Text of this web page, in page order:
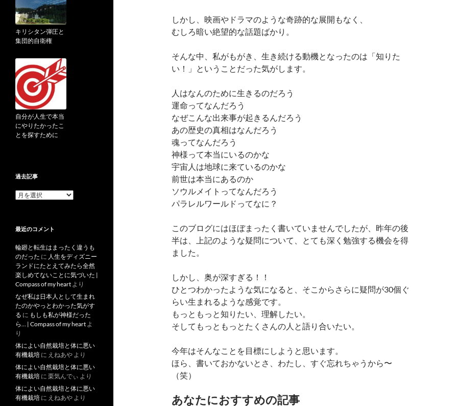
しかし、映画やドラマのような奇跡的な展開もなく、
むしろ暗い絶望的な話題ばかり。
そんな中、私がもがき、生き続ける動機となったのは「知りた
い！」ということだった気がします。
人はなんのために生きるのだろう
運命ってなんだろう
なぜこんな出来事が起きるんだろう
あの歴史の真相はなんだろう
魂ってなんだろう
神様って本当にいるのかな
宇宙人は地球に来ているのかな
前世は本当にあるのか
ソウルメイトってなんだろう
パラレルワールドってなに？
このブログにはほぼまったく書いていませんでしたが、昨年の後
半は、上記のような疑問について、とても深く勉強する機会を得
ました。
しかし、奥が深すぎる！！
ひとつわかったような気になると、そこからさらに疑問が30個ぐ
らい生まれるような感覚です。
もっともっと知りたい、理解したい。
そしてもっともっとたくさんの人と語り合いたい。
今年はそんなことを目標にしようと思います。
ほら、書いておかないとさ、わたし、すぐ忘れちゃうから〜
（笑）
あなたにおすすめの記事
キリシタン弾圧と
集団的自衛権
自分が人生で本当
にやりたかったこ
とを探すために
過去記事
過
最近のコメント
輪廻と転生はまったく違うも
のだった に 人生をディズニー
ランドにたとえてみたら全然
楽しめてないことに気づいた |
Compass of my heart より
なぜ私は日本人として生まれ
たのかやっとわかった気がす
る に もしも私が神様だった
ら… | Compass of my heart よ
り
体によい自然栽培と体に悪い
有機栽培 に えねあや より
体によい自然栽培と体に悪い
有機栽培 に 栗気んでぃ より
体によい自然栽培と体に悪い
有機栽培 に えねあや より